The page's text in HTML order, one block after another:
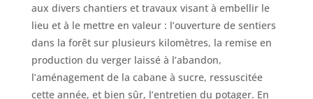
aux divers chantiers et travaux visant à embellir le
lieu et à le mettre en valeur : l’ouverture de sentiers
dans la forêt sur plusieurs kilomètres, la remise en
production du verger laissé à l’abandon,
l’aménagement de la cabane à sucre, ressuscitée
cette année, et bien sûr, l’entretien du potager. En